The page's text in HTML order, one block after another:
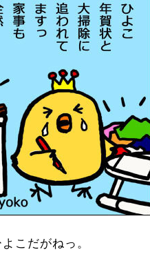
こだがねっ。